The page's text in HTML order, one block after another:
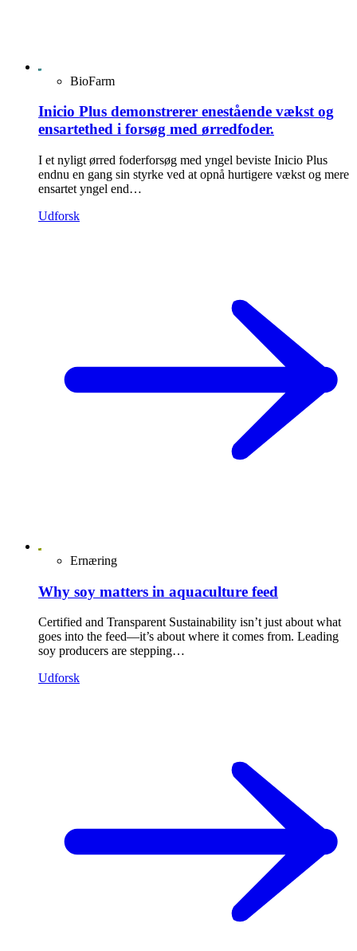
BioFarm
Inicio Plus demonstrerer enestående vækst og
ensartethed i forsøg med ørredfoder.
I et nyligt ørred foderforsøg med yngel beviste Inicio Plus
endnu en gang sin styrke ved at opnå hurtigere vækst og mere
ensartet yngel end…
Udforsk
Ernæring
Why soy matters in aquaculture feed
Certified and Transparent Sustainability isn’t just about what
goes into the feed—it’s about where it comes from. Leading
soy producers are stepping…
Udforsk